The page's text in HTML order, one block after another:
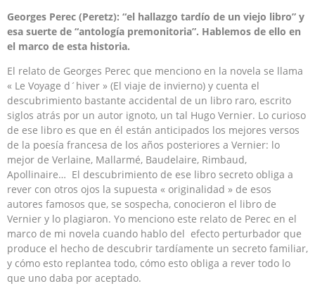
Georges Perec (Peretz): “el hallazgo tardío de un viejo libro” y
esa suerte de “antología premonitoria”. Hablemos de ello en
el marco de esta historia.
El relato de Georges Perec que menciono en la novela se llama
« Le Voyage d´hiver » (El viaje de invierno) y cuenta el
descubrimiento bastante accidental de un libro raro, escrito
siglos atrás por un autor ignoto, un tal Hugo Vernier. Lo curioso
de ese libro es que en él están anticipados los mejores versos
de la poesía francesa de los años posteriores a Vernier: lo
mejor de Verlaine, Mallarmé, Baudelaire, Rimbaud,
Apollinaire… El descubrimiento de ese libro secreto obliga a
rever con otros ojos la supuesta « originalidad » de esos
autores famosos que, se sospecha, conocieron el libro de
Vernier y lo plagiaron. Yo menciono este relato de Perec en el
marco de mi novela cuando hablo del efecto perturbador que
produce el hecho de descubrir tardíamente un secreto familiar,
y cómo esto replantea todo, cómo esto obliga a rever todo lo
que uno daba por aceptado.